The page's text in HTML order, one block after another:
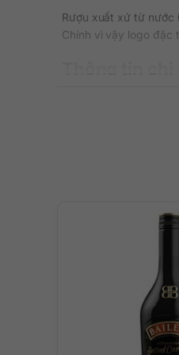
Rượu xuất xứ từ nước
Chính vì vậy logo đặc
Cách thưởng
Quy cách: Thùng 12
Rượu Jagermeister
2020 do ảnh hưởng
Hương vị